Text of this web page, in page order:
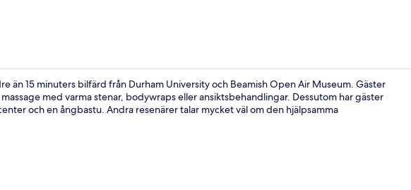
än 15 minuters bilfärd från Durham University och Beamish Open Air Museum. Gäster
med varma stenar, bodywraps eller ansiktsbehandlingar. Dessutom har gäster
och en ångbastu. Andra resenärer talar mycket väl om den hjälpsamma